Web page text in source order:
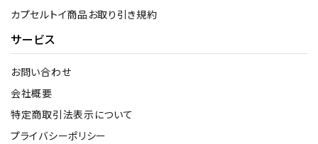
カプセルトイ商品お取り引き規約
サービス
お問い合わせ
会社概要
特定商取引法表示について
プライバシーポリシー